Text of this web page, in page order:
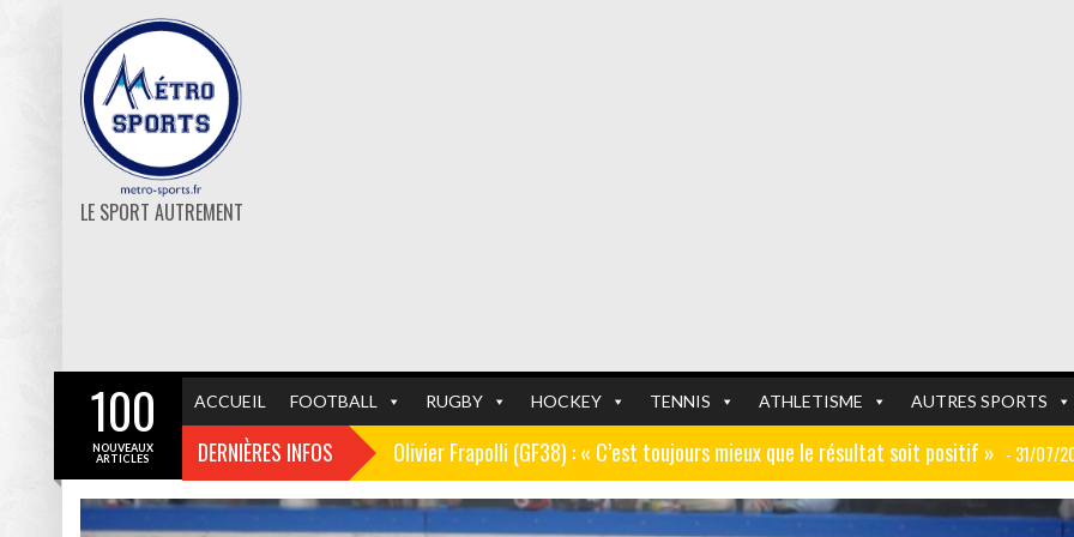
LE SPORT AUTREMENT
ACCUEIL FOOTBALL RUGBY HOCKEY TENNIS ATHLETISME AUTRES SPORTS
DERNIÈRES INFOS Olivier Frapolli (GF38) : « C’est toujours mieux que le résultat soit positif » - 31/07/
Christophe Pélissier (ex AJ Auxerre) : « Le travail dans les centres de formation est
100
NOUVEAUX
ARTICLES
GF38 FOOTBALL FOOTBALL